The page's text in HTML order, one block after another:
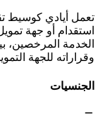
تعمل أيادي كوسيط
استقدام أو جهة
الخدمة المرخصين،
وقراراته للجهة
الجنسيات